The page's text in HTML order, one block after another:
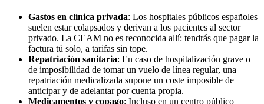
Gastos en clínica privada: Los hospitales públicos españoles
suelen estar colapsados y derivan a los pacientes al sector
privado. La CEAM no es reconocida allí: tendrás que pagar la
factura tú solo, a tarifas sin tope.
Repatriación sanitaria: En caso de hospitalización grave o
de imposibilidad de tomar un vuelo de línea regular, una
repatriación medicalizada supone un coste imposible de
anticipar y de adelantar por cuenta propia.
Medicamentos y copago: Incluso en un centro público